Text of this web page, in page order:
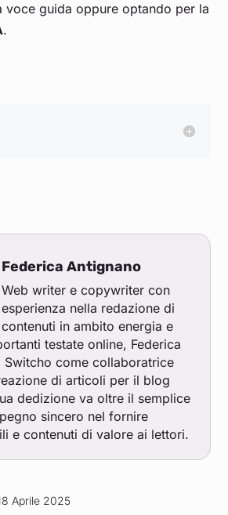
voce guida oppure optando per la
.
Federica Antignano
Web writer e copywriter con
esperienza nella redazione di
contenuti in ambito energia e
testate online, Federica
Switcho come collaboratrice
di articoli per il blog
dedizione va oltre il semplice
sincero nel fornire
e contenuti di valore ai lettori.
Aprile 2025